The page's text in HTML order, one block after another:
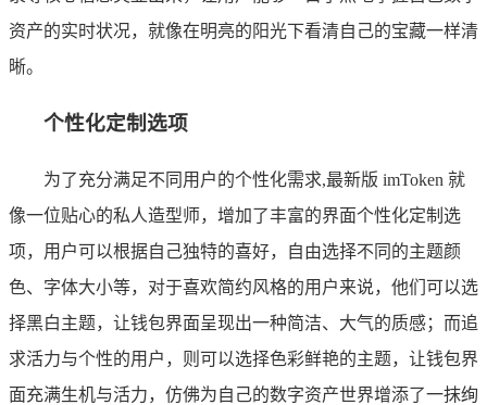
资产的实时状况，就像在明亮的阳光下看清自己的宝藏一样清
晰。
个性化定制选项
为了充分满足不同用户的个性化需求,最新版 imToken 就
像一位贴心的私人造型师，增加了丰富的界面个性化定制选
项，用户可以根据自己独特的喜好，自由选择不同的主题颜
色、字体大小等，对于喜欢简约风格的用户来说，他们可以选
择黑白主题，让钱包界面呈现出一种简洁、大气的质感；而追
求活力与个性的用户，则可以选择色彩鲜艳的主题，让钱包界
面充满生机与活力，仿佛为自己的数字资产世界增添了一抹绚